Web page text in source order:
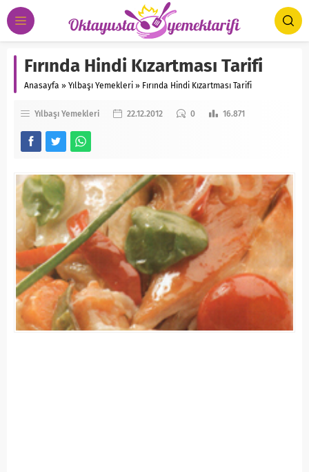
Fırında Hindi Kızartması Tarifi
Anasayfa » Yılbaşı Yemekleri » Fırında Hindi Kızartması Tarifi
Yılbaşı Yemekleri 22.12.2012 0 16.871